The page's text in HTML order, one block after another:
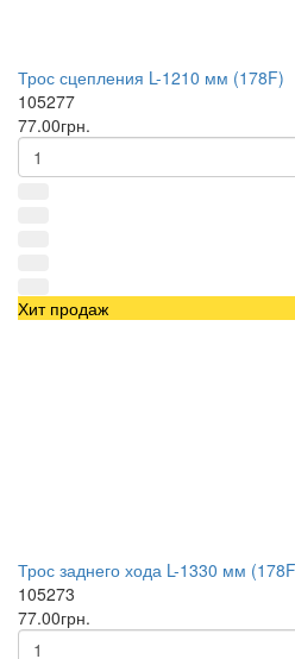
Трос сцепления L-1210 мм (178F)
105277
77.00грн.
Хит продаж
Трос заднего хода L-1330 мм
105273
77.00грн.